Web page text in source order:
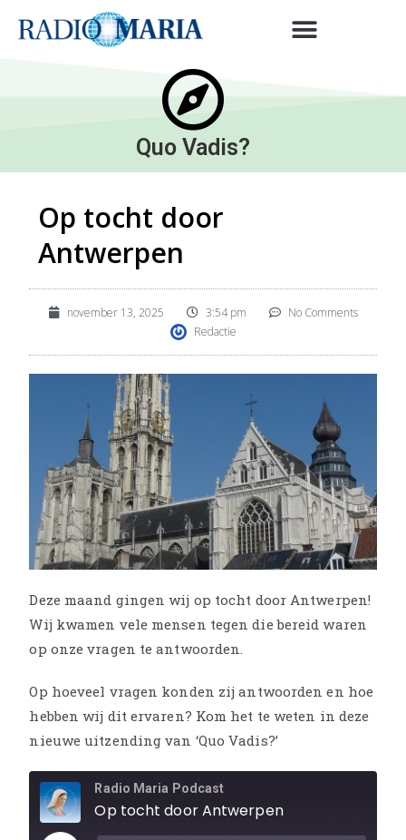
Quo Vadis?
Op tocht door
Antwerpen
november 13, 2025 3:54 pm
No Comments
Redactie
Deze maand gingen wij op tocht door Antwerpen!
Wij kwamen vele mensen tegen die bereid waren
op onze vragen te antwoorden.
Op hoeveel vragen konden zij antwoorden en hoe
hebben wij dit ervaren? Kom het te weten in deze
nieuwe uitzending van ‘Quo Vadis?’
Radio Maria Podcast
Op tocht door Antwerpen